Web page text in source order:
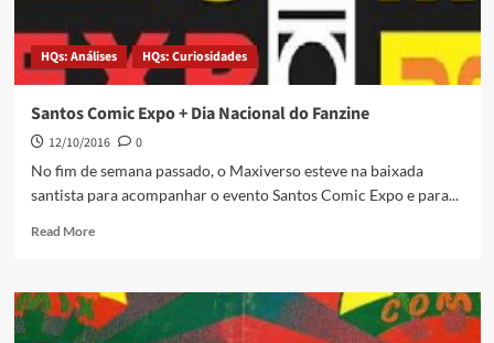
HQs: Análises HQs: Curiosidades
Santos Comic Expo + Dia Nacional do Fanzine
12/10/2016
0
No fim de semana passado, o Maxiverso esteve na baixada
santista para acompanhar o evento Santos Comic Expo e para...
Read More